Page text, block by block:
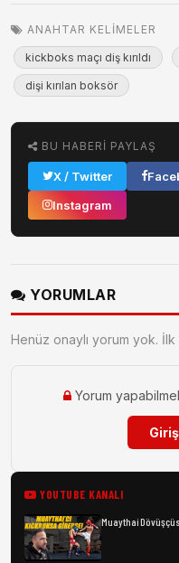
ANAHTAR KELIMELER
kickboks maçı diş kırıldı
dişi kırılan boksör
BU HABERI PAYLAŞ
X / Twitter
Instagram
YORUMLAR
Henüz onaylı yorum yok.
Yorum
YOUTUBE KANALI
Muaythai